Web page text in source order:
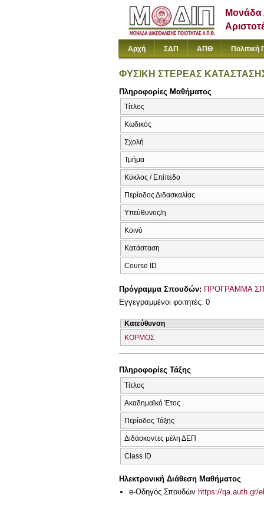
Μονάδα
Αρχή ΣΔΠ ΑΠΘ Πολιτική
ΦΥΣΙΚΗ ΣΤΕΡΕΑΣ
Πληροφορίες Μαθήματος
Τίτλος
Κωδικός
Σχολή
Τμήμα
Κύκλος / Επίπεδο
Περίοδος Διδασκαλίας
Υπεύθυνος/η
Κοινό
Κατάσταση
Course ID
Πρόγραμμα Σπουδών: ΠΡΟΓΡΑΜΜΑ
Εγγεγραμμένοι φοιτητές: 0
Κατεύθυνση
ΚΟΡΜΟΣ
Πληροφορίες Τάξης
Τίτλος
Ακαδημαϊκό Έτος
Περίοδος Τάξης
Διδάσκοντες μέλη ΔΕΠ
Class ID
Ηλεκτρονική Διάθεση Μαθήματος
e-Οδηγός Σπουδών https://qa.auth.gr/